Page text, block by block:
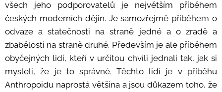
všech jeho podporovatelů je největším příběhem
českých moderních dějin. Je samozřejmě příběhem o
odvaze a statečnosti na straně jedné a o zradě a
zbabělosti na straně druhé. Především je ale příběhem
obyčejných lidí, kteří v určitou chvíli jednali tak, jak si
mysleli, že je to správné. Těchto lidí je v příběhu
Anthropoidu naprostá většina a jsou důkazem toho, že